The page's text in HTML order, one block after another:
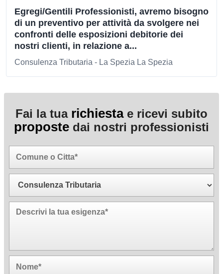
Egregi/Gentili Professionisti, avremo bisogno
di un preventivo per attività da svolgere nei
confronti delle esposizioni debitorie dei
nostri clienti, in relazione a...
Consulenza Tributaria - La Spezia La Spezia
Fai la tua richiestae ricevi subito
proposte dai nostri professionisti